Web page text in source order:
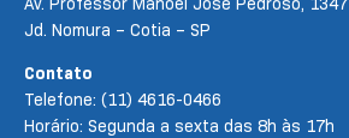
Jd. Nomura – Cotia – SP
Contato
Telefone: (11) 4616-0466
Horário: Segunda a sexta das 8h às 17h